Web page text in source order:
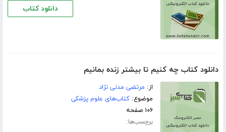
دانلود کتاب
دانلود کتاب چه کنیم تا بیشتر زنده بمانیم
از: مرتضی مدنی نژاد
موضوع:کتاب‌های علوم پزشکی
۱۰۶ صفحه
برچسب‌ها: